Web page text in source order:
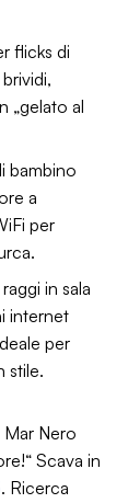
flicks di
„gelato al
bambino
a
per
in sala
internet
per
stile.
Mar Nero
Scava in
. Ricerca